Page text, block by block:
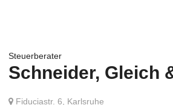
Steuerberater
Schneider, Gleich
Fiduciastr. 6, Karlsruhe